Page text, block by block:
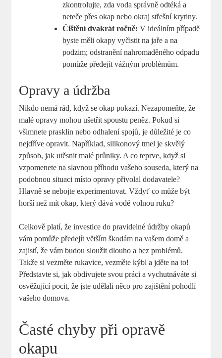
zkontrolujte, zda voda správně odtéká a
neteče přes okap nebo okraj střešní krytiny.
Čištění dvakrát ročně: V ideálním případě
byste měli okapy vyčistit na jaře a na
podzim; odstranění nahromaděného odpadu
pomůže předejít vážným problémům.
Opravy a údržba
Nikdo nemá rád, když se okap pokazí. Nezapomeňte, že
malé opravy mohou ušetřit spoustu peněz. Pokud si
všimnete prasklin nebo odhalení spojů, je důležité je co
nejdříve opravit. Například, silikonový tmel je skvělý
způsob, jak utěsnit malé průniky. A co teprve, když si
vzpomenete na slavnou příhodu vašeho souseda, který na
podobnou situaci místo opravy přivolal dodavatele?
Hlavně se nebojte experimentovat. Vždyť co může být
horší než mít okap, který dává vodě volnou ruku?
Celkově platí, že investice do pravidelné údržby okapů
vám pomůže předejít větším škodám na vašem domě a
zajistí, že vám budou sloužit dlouho a bez problémů.
Takže si vezměte rukavice, vezměte kýbl a jděte na to!
Představte si, jak obdivujete svou práci a vychutnáváte si
osvěžující pocit, že jste udělali něco pro zajištění pohodlí
vašeho domova.
Časté chyby při opravě
okapu